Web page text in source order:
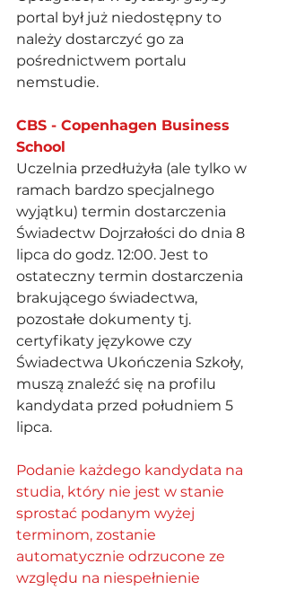
portal był już niedostępny to
należy dostarczyć go za
pośrednictwem portalu
nemstudie.
CBS - Copenhagen Business
School
Uczelnia przedłużyła (ale tylko w
ramach bardzo specjalnego
wyjątku) termin dostarczenia
Świadectw Dojrzałości do dnia 8
lipca do godz. 12:00. Jest to
ostateczny termin dostarczenia
brakującego świadectwa,
pozostałe dokumenty tj.
certyfikaty językowe czy
Świadectwa Ukończenia Szkoły,
muszą znaleźć się na profilu
kandydata przed południem 5
lipca.
Podanie każdego kandydata na
studia, który nie jest w stanie
sprostać podanym wyżej
terminom, zostanie
automatycznie odrzucone ze
względu na niespełnienie